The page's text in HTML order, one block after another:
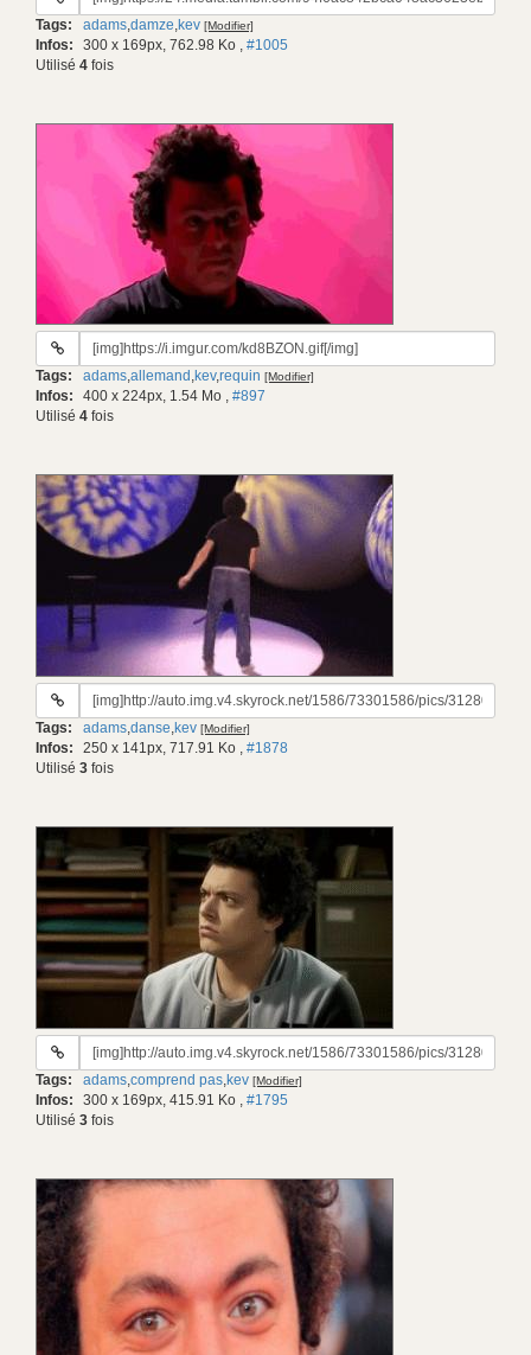
gif:
Tags: adams,damze,kev [Modifier]
Infos: 300 x 169px, 762.98 Ko , #1005
Utilisé 4 fois
URL
gif:
Tags: adams,allemand ,kev,requin [Modifier]
Infos: 400 x 224px, 1.54 Mo , #897
Utilisé 4 fois
URL
gif:
Tags: adams,danse,kev [Modifier]
Infos: 250 x 141px, 717.91 Ko , #1878
Utilisé 3 fois
URL
gif:
Tags: adams,comprend pas,kev [Modifier]
Infos: 300 x 169px, 415.91 Ko , #1795
Utilisé 3 fois